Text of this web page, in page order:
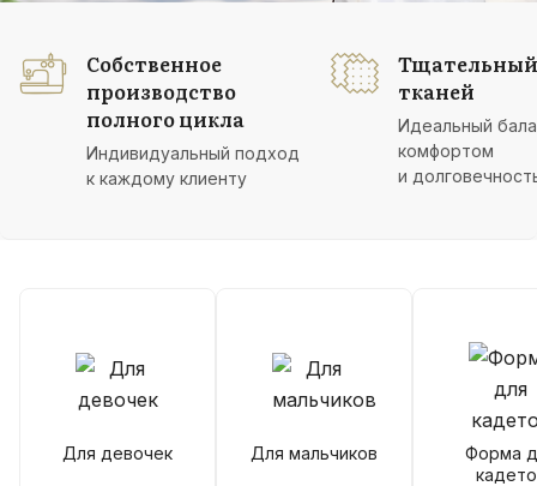
Собственное
производство
полного цикла
Индивидуальный подход
к каждому клиенту
тканей
Идеальный
комфортом
и
Для девочек Для мальчиков
Форма